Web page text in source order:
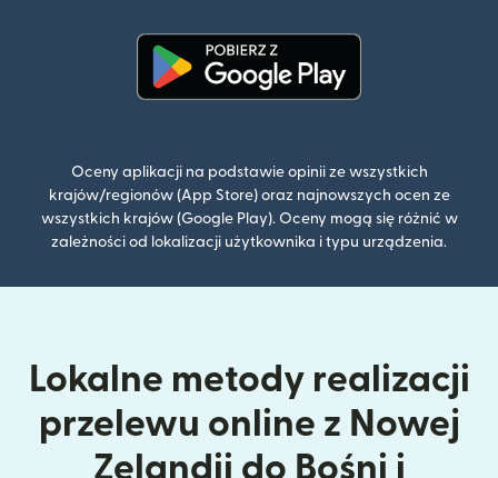
Oceny aplikacji na podstawie opinii ze wszystkich
krajów/regionów (App Store) oraz najnowszych ocen ze
wszystkich krajów (Google Play). Oceny mogą się różnić w
zależności od lokalizacji użytkownika i typu urządzenia.
Lokalne metody realizacji
przelewu online z Nowej
Zelandii do Bośni i